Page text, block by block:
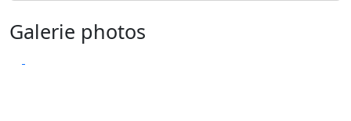
Galerie photos